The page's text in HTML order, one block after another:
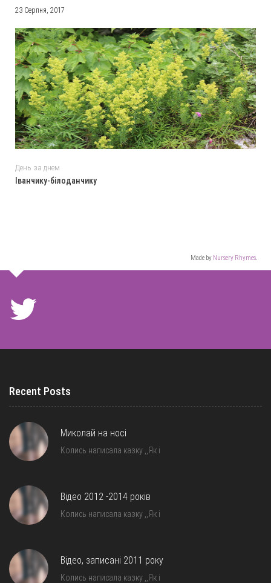
23 Серпня, 2017
День за днем
Іванчику-білоданчику
Made by Nursery Rhymes.
Recent Posts
Миколай на носі
Колись написала казку ,,Як і
Відео 2012 -2014 років
Колись написала казку ,,Як і
Відео, записані 2011 року
Колись написала казку ,,Як і